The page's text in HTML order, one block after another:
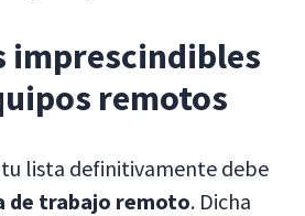
imprescindibles
remotos
lista definitivamente debe
de trabajo remoto. Dicha